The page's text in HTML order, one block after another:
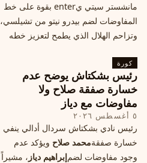
مانشستر سيتي يenter بقوة على خط
المفاوضات لضم بيدرو نيتو من تشيلسي،
وتزاحم الهلال الذي يطمح لتعزيز خطه
كورة
رئيس بشكتاش يوضح عدم
خسارة صفقة صلاح ولا
مفاوضات مع دياز
٥ أغسطس ٢٠٢٦
رئيس نادي بشكتاش سردال أدالي ينفي
خسارة صفقةمحمد صلاح ويؤكد عدم
وجود مفاوضات لضمإبراهيم دياز ، مشيراً